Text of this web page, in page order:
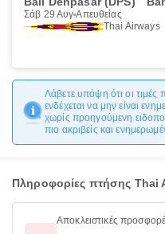
Σάβ 29 Αυγ Απευθείας
Thai Airways
Λάβετε υπόψη ότι οι τιμές
ενδέχεται να μην είναι
χωρίς προηγούμενη
πιο ακριβείς και
Πληροφορίες πτήσης Thai
Αποκλειστικές